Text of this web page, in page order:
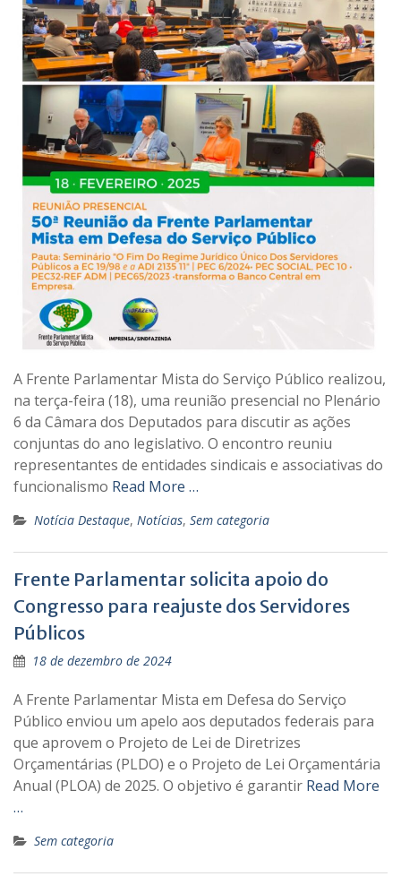
A Frente Parlamentar Mista do Serviço Público realizou,
na terça-feira (18), uma reunião presencial no Plenário
6 da Câmara dos Deputados para discutir as ações
conjuntas do ano legislativo. O encontro reuniu
representantes de entidades sindicais e associativas do
funcionalismo Read More …
Notícia Destaque, Notícias, Sem categoria
Frente Parlamentar solicita apoio do
Congresso para reajuste dos Servidores
Públicos
18 de dezembro de 2024
A Frente Parlamentar Mista em Defesa do Serviço
Público enviou um apelo aos deputados federais para
que aprovem o Projeto de Lei de Diretrizes
Orçamentárias (PLDO) e o Projeto de Lei Orçamentária
Anual (PLOA) de 2025. O objetivo é garantir Read More
…
Sem categoria